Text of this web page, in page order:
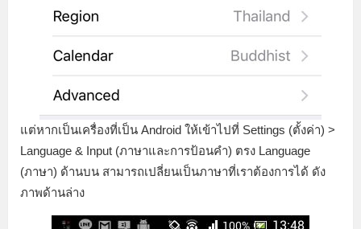
แต่หากเป็นเครื่องที่เป็น Android ให้เข้าไปที่ Settings (ตั้งค่า) >
Language & Input (ภาษาและการป้อนคำ) ตรง Language
(ภาษา) ด้านบน สามารถเปลี่ยนเป็นภาษาที่เราต้องการได้ ดัง
ภาพด้านล่าง